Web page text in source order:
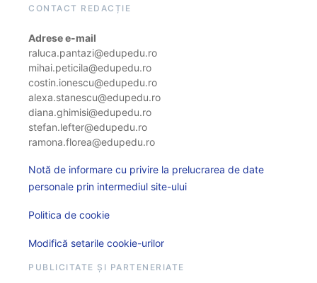
CONTACT REDACȚIE
Adrese e-mail
raluca.pantazi@edupedu.ro
mihai.peticila@edupedu.ro
costin.ionescu@edupedu.ro
alexa.stanescu@edupedu.ro
diana.ghimisi@edupedu.ro
stefan.lefter@edupedu.ro
ramona.florea@edupedu.ro
Notă de informare cu privire la prelucrarea de date
personale prin intermediul site-ului
Politica de cookie
Modifică setarile cookie-urilor
PUBLICITATE ȘI PARTENERIATE